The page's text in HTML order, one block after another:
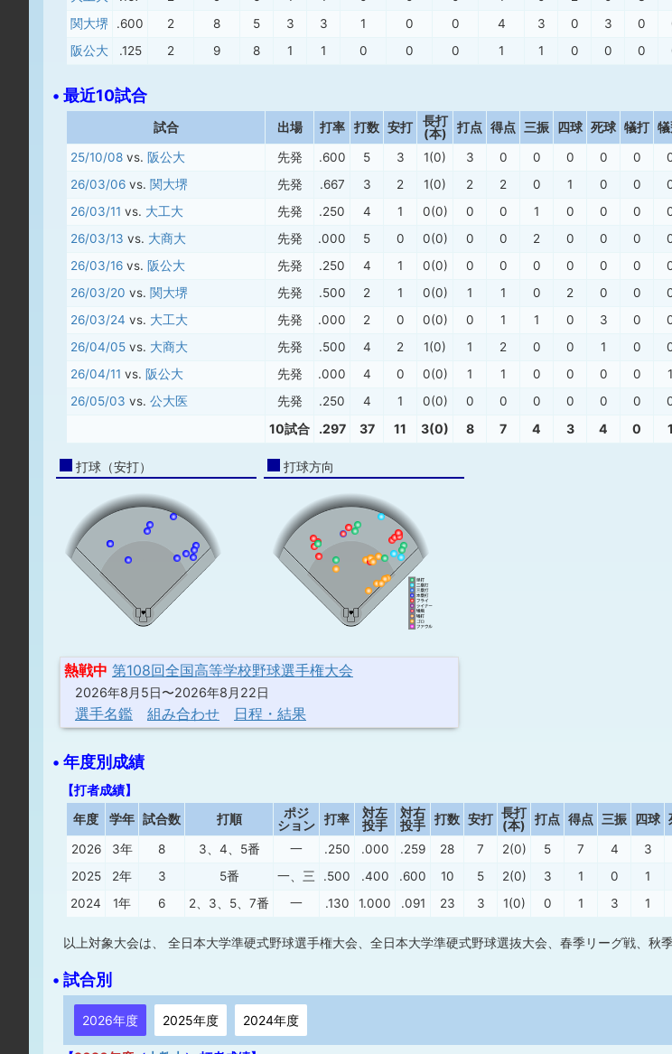
関大堺
.600 2 8 5 3 3 1 0 0 4 3 0 3 0
阪公大
.125 2 9 8 1 1 0 0 0 1 1 0 0 0
• 最近10試合
試合 出場 打率 打数 安打
長打
(本)
打点 得点 三振 四球 死球 犠打
25/10/08 vs. 阪公大 先発 .600 5 3 1(0) 3 0 0 0 0 0
26/03/06 vs. 関大堺 先発 .667 3 2 1(0) 2 2 0 1 0 0
26/03/11 vs. 大工大 先発 .250 4 1 0(0) 0 0 1 0 0 0
26/03/13 vs. 大商大 先発 .000 5 0 0(0) 0 0 2 0 0 0
26/03/16 vs. 阪公大 先発 .250 4 1 0(0) 0 0 0 0 0 0
26/03/20 vs. 関大堺 先発 .500 2 1 0(0) 1 1 0 2 0 0
26/03/24 vs. 大工大 先発 .000 2 0 0(0) 0 1 1 0 3 0
26/04/05 vs. 大商大 先発 .500 4 2 1(0) 1 2 0 0 1 0
26/04/11 vs. 阪公大 先発 .000 4 0 0(0) 1 1 0 0 0 0 1
26/05/03 vs. 公大医 先発 .250 4 1 0(0) 0 0 0 0 0 0
10試合 .297 37 11 3(0) 8 7 4 3 4 0 1
打球（安打） 打球方向
熱戦中 第108回全国高等学校野球選手権大会
2026年8月5日〜2026年8月22日
選手名鑑 組み合わせ 日程・結果
• 年度別成績
【打者成績】
年度 学年 試合数 打順
ポジ
ション
打率
対左
投手
対右
投手
打数 安打 長打
(本)
打点 得点 三振 四球
2026 3年 8 3、4、5番 一 .250 .000 .259 28 7 2(0) 5 7 4 3
2025
2年 3 5番 一、三 .500 .400 .600 10 5 2(0) 3 1 0 1
2024
1年 6 2、3、5、7番 一 .130 1.000 .091 23 3 1(0) 0 1 3 1
以上対象大会は、 全日本大学準硬式野球選手権大会、全日本大学準硬式野球選抜大会、春季リーグ戦、秋
• 試合別
2026年度 2025年度 2024年度